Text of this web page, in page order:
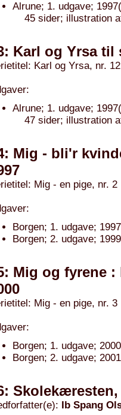
Alrune; 1. udgave;
45 sider; illustration
Karl og Yrsa til
Karl og Yrsa, nr. 12
Alrune; 1. udgave;
47 sider; illustration
Mig - bli'r
Mig - en pige, nr. 2
Borgen; 1. udgave;
Borgen; 2. udgave;
Mig og fyrene
Mig - en pige, nr. 3
Borgen; 1. udgave;
Borgen; 2. udgave;
Skolekæresten,
Ib Spang